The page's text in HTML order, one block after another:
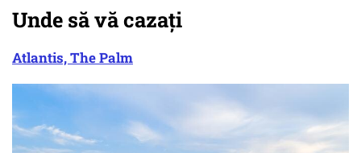
Unde să vă cazați
Atlantis, The Palm